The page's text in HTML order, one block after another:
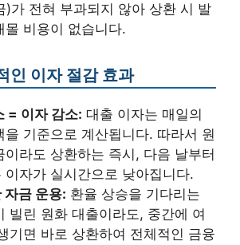
)가 전혀 부과되지 않아 상환 시 발
몰 비용이 없습니다.
인 이자 절감 효과
= 이자 감소: 대출 이자는 매일의
을 기준으로 계산됩니다. 따라서 원
이라도 상환하는 즉시, 다음 날부터
이자가 실시간으로 낮아집니다.
자금 운용: 환율 상승을 기다리는
빌린 원화 대출이라도, 중간에 여
기면 바로 상환하여 전체적인 금융